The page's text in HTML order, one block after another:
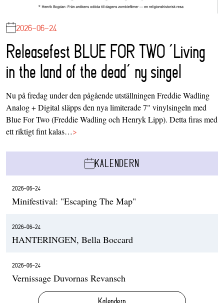
2026-06-24
Releasefest BLUE FOR TWO ‘Living
in the land of the dead’ ny singel
Nu på fredag under den pågående utställningen Freddie Wadling
Analog + Digital släpps den nya limiterade 7" vinylsingeln med
Blue For Two (Freddie Wadling och Henryk Lipp). Detta firas med
ett riktigt fint kalas…>
KALENDERN
2026-06-24
Minifestival: "Escaping The Map"
2026-06-24
HANTERINGEN, Bella Boccard
2026-06-24
Vernissage Duvornas Revansch